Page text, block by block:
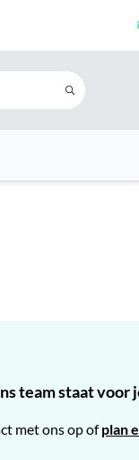
team staat voor
met ons op ofplan